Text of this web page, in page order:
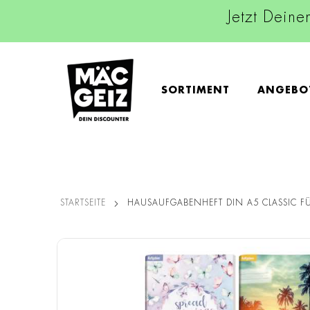
Jetzt
SORTIMENT
STARTSEITE HAUSAUFGABENHEFT DIN A5 CLASSIC
Zum